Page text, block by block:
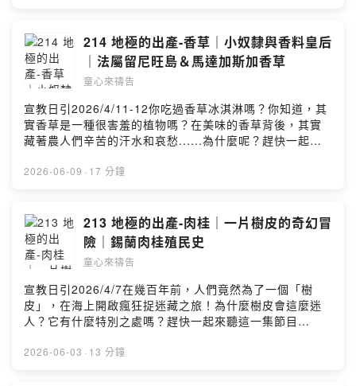
https://bit.ly/praykidsFirst Story：
https://open.firstory.me/user/kidspray粵語版《宣教小
祈兵》：https://bit.ly/hkcan【奉獻支持】線上奉獻：
https://umot.eoffering.org.tw/歡迎留言告訴我你對這一
https://open.firstory.me/user/clfrvlpo800va01uq1e0a
ajla/commentsPowered by Firstory Hosting
地圖掛布🛒：https://umot.group/product/worldmap/🧩
「假如我是宣教士」宣教桌遊：
https://umot.group/product/immissionary/🧧多國語言
祝福紅包袋：https://umot.group/product/godblessu/
【訂閱宣教日引】每天介紹一個未得之民，並為其代禱！
宣教日引電子版免費下載：https://www.cross-
roads.org/mp-pdf.php宣教日引紙本免費訂閱：
https://reurl.cc/R4ZbD【收聽平台】Apple Podcast：
https://apple.co/3TXgf2USpotify：
https://open.firstory.me/user/kidspray粵語版《宣教小
祈兵》：https://bit.ly/hkcan【奉獻支持】線上奉獻：
https://umot.eoffering.org.tw/歡迎留言告訴我你對這一
集的想法：
ajla/commentsPowered by Firstory Hosting
214 地極的出產-香草｜小奴隸與香料皇后
｜法屬留尼旺島＆馬達加斯加香草
童心來禱告
宣教日引2026/4/11-12你吃過香草冰淇淋嗎？你知道，其
實香草是一種很害羞的植物嗎？在美味的香草背後，其實
藏著農人們辛苦的汗水和哀愁......為什麼呢？趕快一起來
體禱告，讓孩子們從小就能夠認識上帝的心意，走在上帝
https://umot.group/product/newday/🌍繁體中文｜世界
地圖掛布🛒：https://umot.group/product/worldmap/🧩
「假如我是宣教士」宣教桌遊：
https://umot.group/product/immissionary/🧧多國語言
祝福紅包袋：https://umot.group/product/godblessu/
【訂閱宣教日引】每天介紹一個未得之民，並為其代禱！
宣教日引電子版免費下載：https://www.cross-
roads.org/mp-pdf.php宣教日引紙本免費訂閱：
https://reurl.cc/R4ZbD【收聽平台】Apple Podcast：
2026-06-09 · 17 分鐘
213 地極的出產-肉桂｜一片樹皮的奇幻冒
險｜錫蘭肉桂殖民史
童心來禱告
宣教日引2026/4/7在幾百年前，人們竟然為了一個「樹
皮」，在海上開啟瘋狂捉迷藏之旅！為什麼樹皮會這麼迷
人？它有什麼特別之處嗎？趕快一起來聽這一集節目
子們從小就能夠認識上帝的心意，走在上帝的旨意當中！
2026-06-03 · 13 分鐘